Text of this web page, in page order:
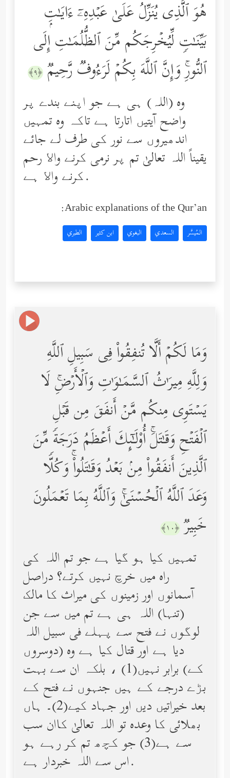
هُوَ ٱلَّذِی یُنَزِّلُ عَلَىٰ عَبۡدِهِۦۤ ءَایَـٰتِۭ
بَیِّنَـٰتࣲ لِّیُخۡرِجَكُم مِّنَ ٱلظُّلُمَـٰتِ إِلَى
ٱلنُّورِۚ وَإِنَّ ٱللَّهَ بِكُمۡ لَرَءُوفࣱ رَّحِیمࣱ ﴿٩﴾
وه (اللہ) ہی ہے جو اپنے بندے پر
واضح آیتیں اتارتا ہے تاکہ وه تمہیں
اندھیروں سے نور کی طرف لے جائے
یقیناً اللہ تعالیٰ تم پر نرمی کرنے واﻻ رحم
کرنے واﻻ ہے.
Arabic explanations of the Qur’an:
المُيسَّر السعدي البغوي ابن كثير الطبري
وَمَا لَكُمۡ أَلَّا تُنفِقُواْ فِی سَبِیلِ ٱللَّهِ
وَلِلَّهِ مِیرَ ٰ⁠ثُ ٱلسَّمَـٰوَ ٰ⁠تِ وَٱلۡأَرۡضِۚ لَا
یَسۡتَوِی مِنكُم مَّنۡ أَنفَقَ مِن قَبۡلِ
ٱلۡفَتۡحِ وَقَـٰتَلَۚ أُوْلَـٰۤىِٕكَ أَعۡظَمُ دَرَجَةࣰ مِّنَ
ٱلَّذِینَ أَنفَقُواْ مِنۢ بَعۡدُ وَقَـٰتَلُواْۚ وَكُلࣰّا
وَعَدَ ٱللَّهُ ٱلۡحُسۡنَىٰۚ وَٱللَّهُ بِمَا تَعۡمَلُونَ
خَبِیرࣱ ﴿١٠﴾
تمہیں کیا ہو گیا ہے جو تم اللہ کی
راه میں خرچ نہیں کرتے؟ دراصل
آسمانوں اور زمینوں کی میراث کا مالک
(تنہا) اللہ ہی ہے تم میں سے جن
لوگوں نے فتح سے پہلے فی سبیل اللہ
دیا ہے اور قتال کیا ہے وه (دوسروں
کے) برابر نہیں(1) ، بلکہ ان سے بہت
بڑے درجے کے ہیں جنہوں نے فتح کے
بعد خیراتیں دیں اور جہاد کیے(2)۔ ہاں
بھلائی کا وعده تو اللہ تعالیٰ کاان سب
سے ہے(3) جو کچھ تم کر رہے ہو
اس سے اللہ خبردار ہے.